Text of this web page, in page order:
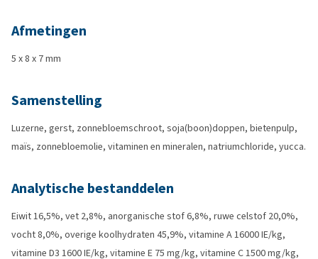
Afmetingen
5 x 8 x 7 mm
Samenstelling
Luzerne, gerst, zonnebloemschroot, soja(boon)doppen, bietenpulp,
maïs, zonnebloemolie, vitaminen en mineralen, natriumchloride, yucca.
Analytische bestanddelen
Eiwit 16,5%, vet 2,8%, anorganische stof 6,8%, ruwe celstof 20,0%,
vocht 8,0%, overige koolhydraten 45,9%, vitamine A 16000 IE/kg,
vitamine D3 1600 IE/kg, vitamine E 75 mg/kg, vitamine C 1500 mg/kg,